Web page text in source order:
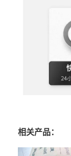
相关产品：